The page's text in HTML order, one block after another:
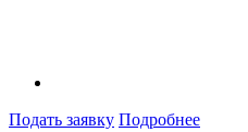
Подать заявку Подробнее